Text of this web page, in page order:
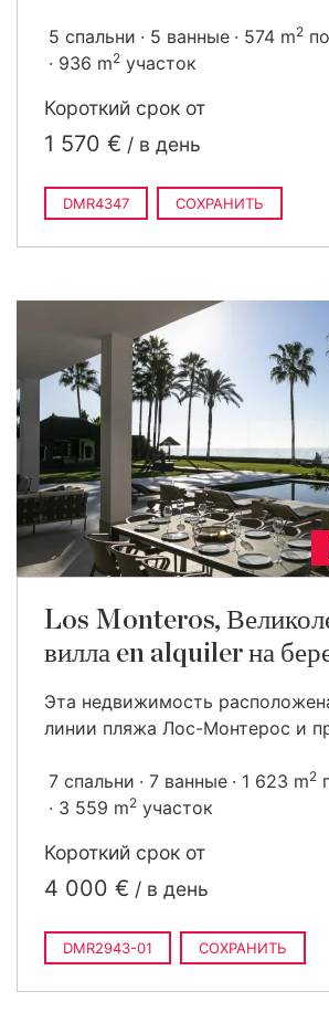
5 спальни 5 ванные 574 m2
936 m2 участок
Короткий срок от
1 570 € / в день
DMR4347 СОХРАНИТЬ
Los Monteros,
вилла en alquiler на
Эта недвижимость
линии пляжа Лос-Монтерос и
7 спальни 7 ванные 1 623 m2
3 559 m2 участок
Короткий срок от
4 000 € / в день
DMR2943-01 СОХРАНИТЬ